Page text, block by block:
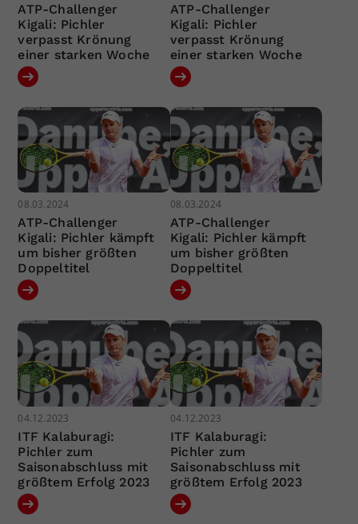
ATP-Challenger
Kigali: Pichler
verpasst Krönung
einer starken Woche
ATP-Challenger
Kigali: Pichler
verpasst Krönung
einer starken Woche
08.03.2024
ATP-Challenger
Kigali: Pichler kämpft
um bisher größten
Doppeltitel
08.03.2024
ATP-Challenger
Kigali: Pichler kämpft
um bisher größten
Doppeltitel
04.12.2023
ITF Kalaburagi:
Pichler zum
Saisonabschluss mit
größtem Erfolg 2023
04.12.2023
ITF Kalaburagi:
Pichler zum
Saisonabschluss mit
größtem Erfolg 2023